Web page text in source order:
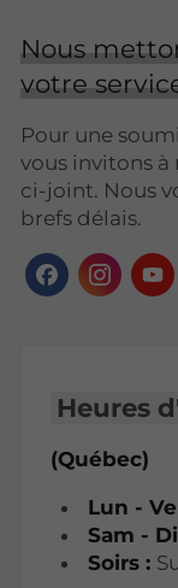
Nous
votre
Pour une
vous invitons
ci-joint. Nous
brefs délais.
Heures
(Québec)
Lun -
Sam -
Soirs :